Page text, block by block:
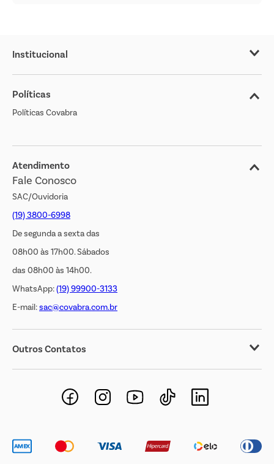
Institucional
Sobre o Covabra
Nossas Lojas
Cliente Bem Estar
Jornal de Ofertas
Transparência Salarial
Políticas
Políticas Covabra
Atendimento
Fale Conosco
SAC/Ouvidoria
(19) 3800-6998
De segunda a sexta das
08h00 às 17h00. Sábados
das 08h00 às 14h00.
WhatsApp:(19) 99900-3133
E-mail:sac@covabra.com.br
Outros Contatos
Negócios Imobiliários
Novos Fornecedores